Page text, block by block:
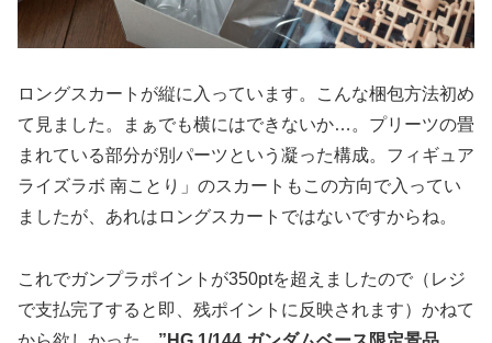
ロングスカートが縦に入っています。こんな梱包方法初め
て見ました。まぁでも横にはできないか…。プリーツの畳
まれている部分が別パーツという凝った構成。フィギュア
ライズラボ 南ことり」のスカートもこの方向で入ってい
ましたが、あれはロングスカートではないですからね。
これでガンプラポイントが350ptを超えましたので（レジ
で支払完了すると即、残ポイントに反映されます）かねて